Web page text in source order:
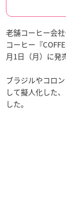
老舗コーヒー会
コーヒー『
月1日（月）に発
ブラジルやコロ
して擬人化した
した。